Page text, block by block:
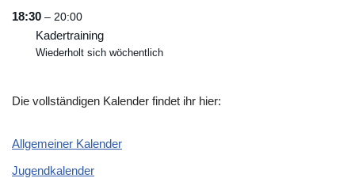
18:30 – 20:00
Kadertraining
Wiederholt sich wöchentlich
Die vollständigen Kalender findet ihr hier:
Allgemeiner Kalender
Jugendkalender